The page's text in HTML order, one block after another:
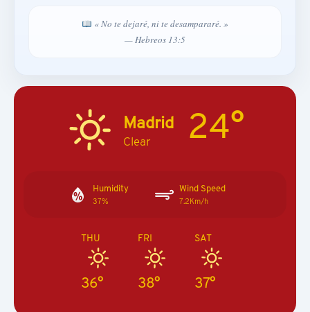
« No te dejaré, ni te desampararé. »
— Hebreos 13:5
Madrid
Clear 24°
Humidity
37%
Wind Speed
7.2Km/h
THU
36°
FRI
38°
SAT
37°